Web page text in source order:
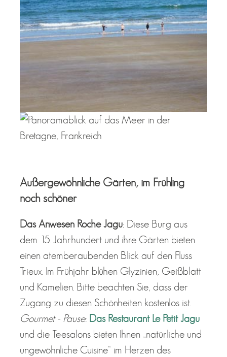
Außergewöhnliche Gärten, im Frühling
noch schöner
Das Anwesen Roche Jagu: Diese Burg aus
dem 15. Jahrhundert und ihre Gärten bieten
einen atemberaubenden Blick auf den Fluss
Trieux. Im Frühjahr blühen Glyzinien, Geißblatt
und Kamelien. Bitte beachten Sie, dass der
Zugang zu diesen Schönheiten kostenlos ist.
Gourmet - Pause: Das Restaurant Le Petit Jagu
und die Teesalons bieten Ihnen „natürliche und
ungewöhnliche Cuisine“ im Herzen des